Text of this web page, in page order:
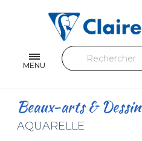
MENU
Feuilles & Copies
Beaux-arts & Dessin
Loisirs créatifs
Beaux-arts & Dessin
AQUARELLE